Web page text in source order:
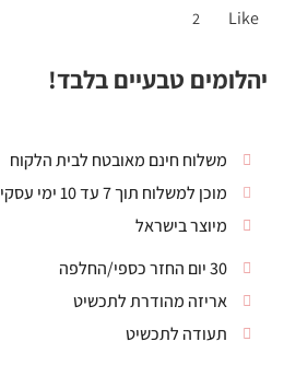
Like
2
יהלומים טבעיים בלבד!
משלוח חינם מאובטח לבית הלקוח
מוכן למשלוח תוך 7 עד 10 ימי עסקים
מיוצר בישראל
30 יום החזר כספי/החלפה
אריזה מהודרת לתכשיט
תעודה לתכשיט